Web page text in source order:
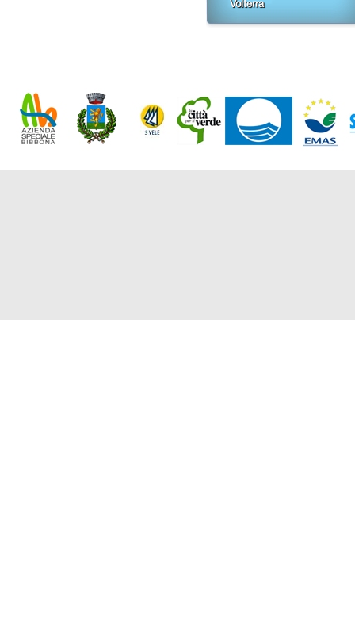
Volterra